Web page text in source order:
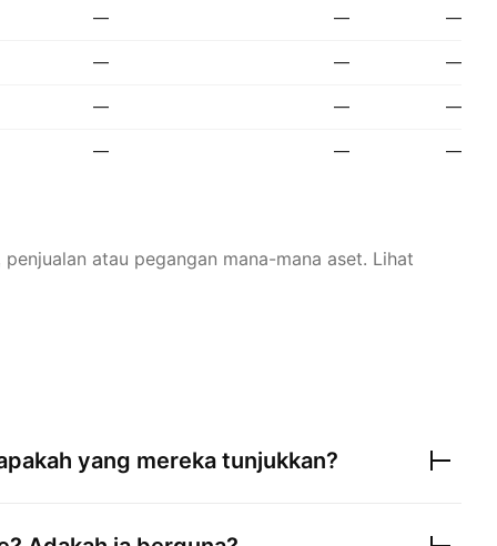
— — —
— — —
— — —
— — —
atau pegangan mana-mana aset. Lihat
yang mereka tunjukkan?